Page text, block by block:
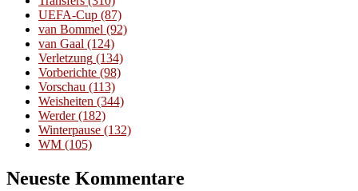
UEFA-Cup (87)
van Bommel (92)
van Gaal (124)
Verletzung (134)
Vorberichte (98)
Vorschau (113)
Weisheiten (344)
Werder(182)
Winterpause (132)
WM (105)
Neueste Kommentare